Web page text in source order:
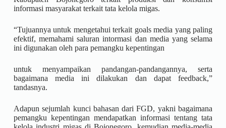
informasi masyarakat terkait tata kelola migas.
“Tujuannya untuk mengetahui terkait goals media yang paling
efektif, memahami saluran intormasi dan media yang selama
ini digunakan oleh para pemangku kepentingan
untuk menyampaikan pandangan-pandangannya, serta
bagaimana media ini dilakukan dan dapat feedback,”
tandasnya.
Adapun sejumlah kunci bahasan dari FGD, yakni bagaimana
pemangku kepentingan mendapatkan informasi tentang tata